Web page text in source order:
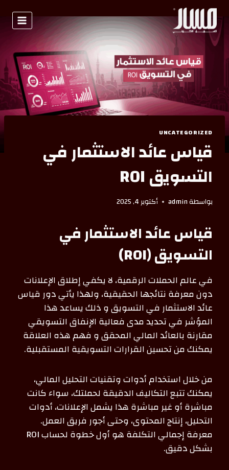
UNCATEGORIZED
قياس عائد الاستثمار في
التسويق ROI
بواسطةadmin أكتوبر 4, 2025
قياس عائد الاستثمار في
التسويق (ROI)
في عالم الحملات الرقمية، لا يكفي إطلاق الإعلانات
دون معرفة نتائجها الحقيقية، ولهذا يأتي دور قياس
عائد الاستثمار في التسويق و ذلك يساعد هذا
المؤشر في تحديد مدى فعالية الإنفاق التسويقي
مقارنة بالعائد المالي المحقق و فهم هذه العلاقة
يمكنك من تحسين القرارات التسويقية المستقبلية.
من خلال استخدام أدوات وتقنيات التحليل المالي،
يمكنك تتبع التكاليف الدقيقة لحملتك، سواء كانت
مباشرة أو غير مباشرة هذا يشمل الإعلانات، أدوات
التحليل، إنتاج المحتوى، وحتى أجور فريق العمل.
معرفة إجمالي التكلفة هو أول خطوة لحساب ROI
بشكل دقيق.